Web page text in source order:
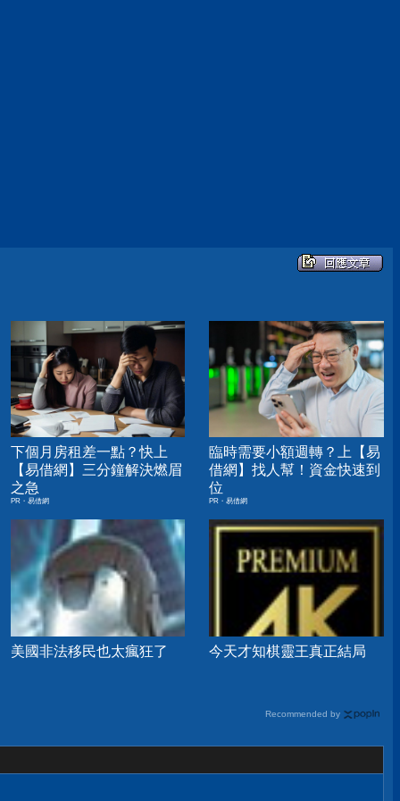
下個月房租差一點？快上
【易借網】三分鐘解決燃眉
之急
PR・易借網
臨時需要小額週轉？上【易
借網】找人幫！資金快速到
位
PR・易借網
美國非法移民也太瘋狂了 今天才知棋靈王真正結局
Recommended by